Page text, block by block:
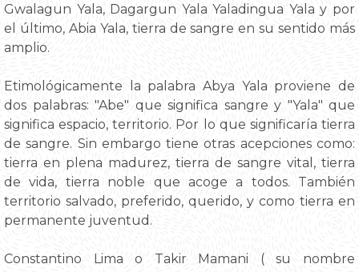
Gwalagun Yala, Dagargun Yala Yaladingua Yala y por
el último, Abia Yala, tierra de sangre en su sentido más
amplio.
Etimológicamente la palabra Abya Yala proviene de
dos palabras: "Abe" que significa sangre y "Yala" que
significa espacio, territorio. Por lo que significaría tierra
de sangre. Sin embargo tiene otras acepciones como:
tierra en plena madurez, tierra de sangre vital, tierra
de vida, tierra noble que acoge a todos. También
territorio salvado, preferido, querido, y como tierra en
permanente juventud.
Constantino Lima o Takir Mamani ( su nombre